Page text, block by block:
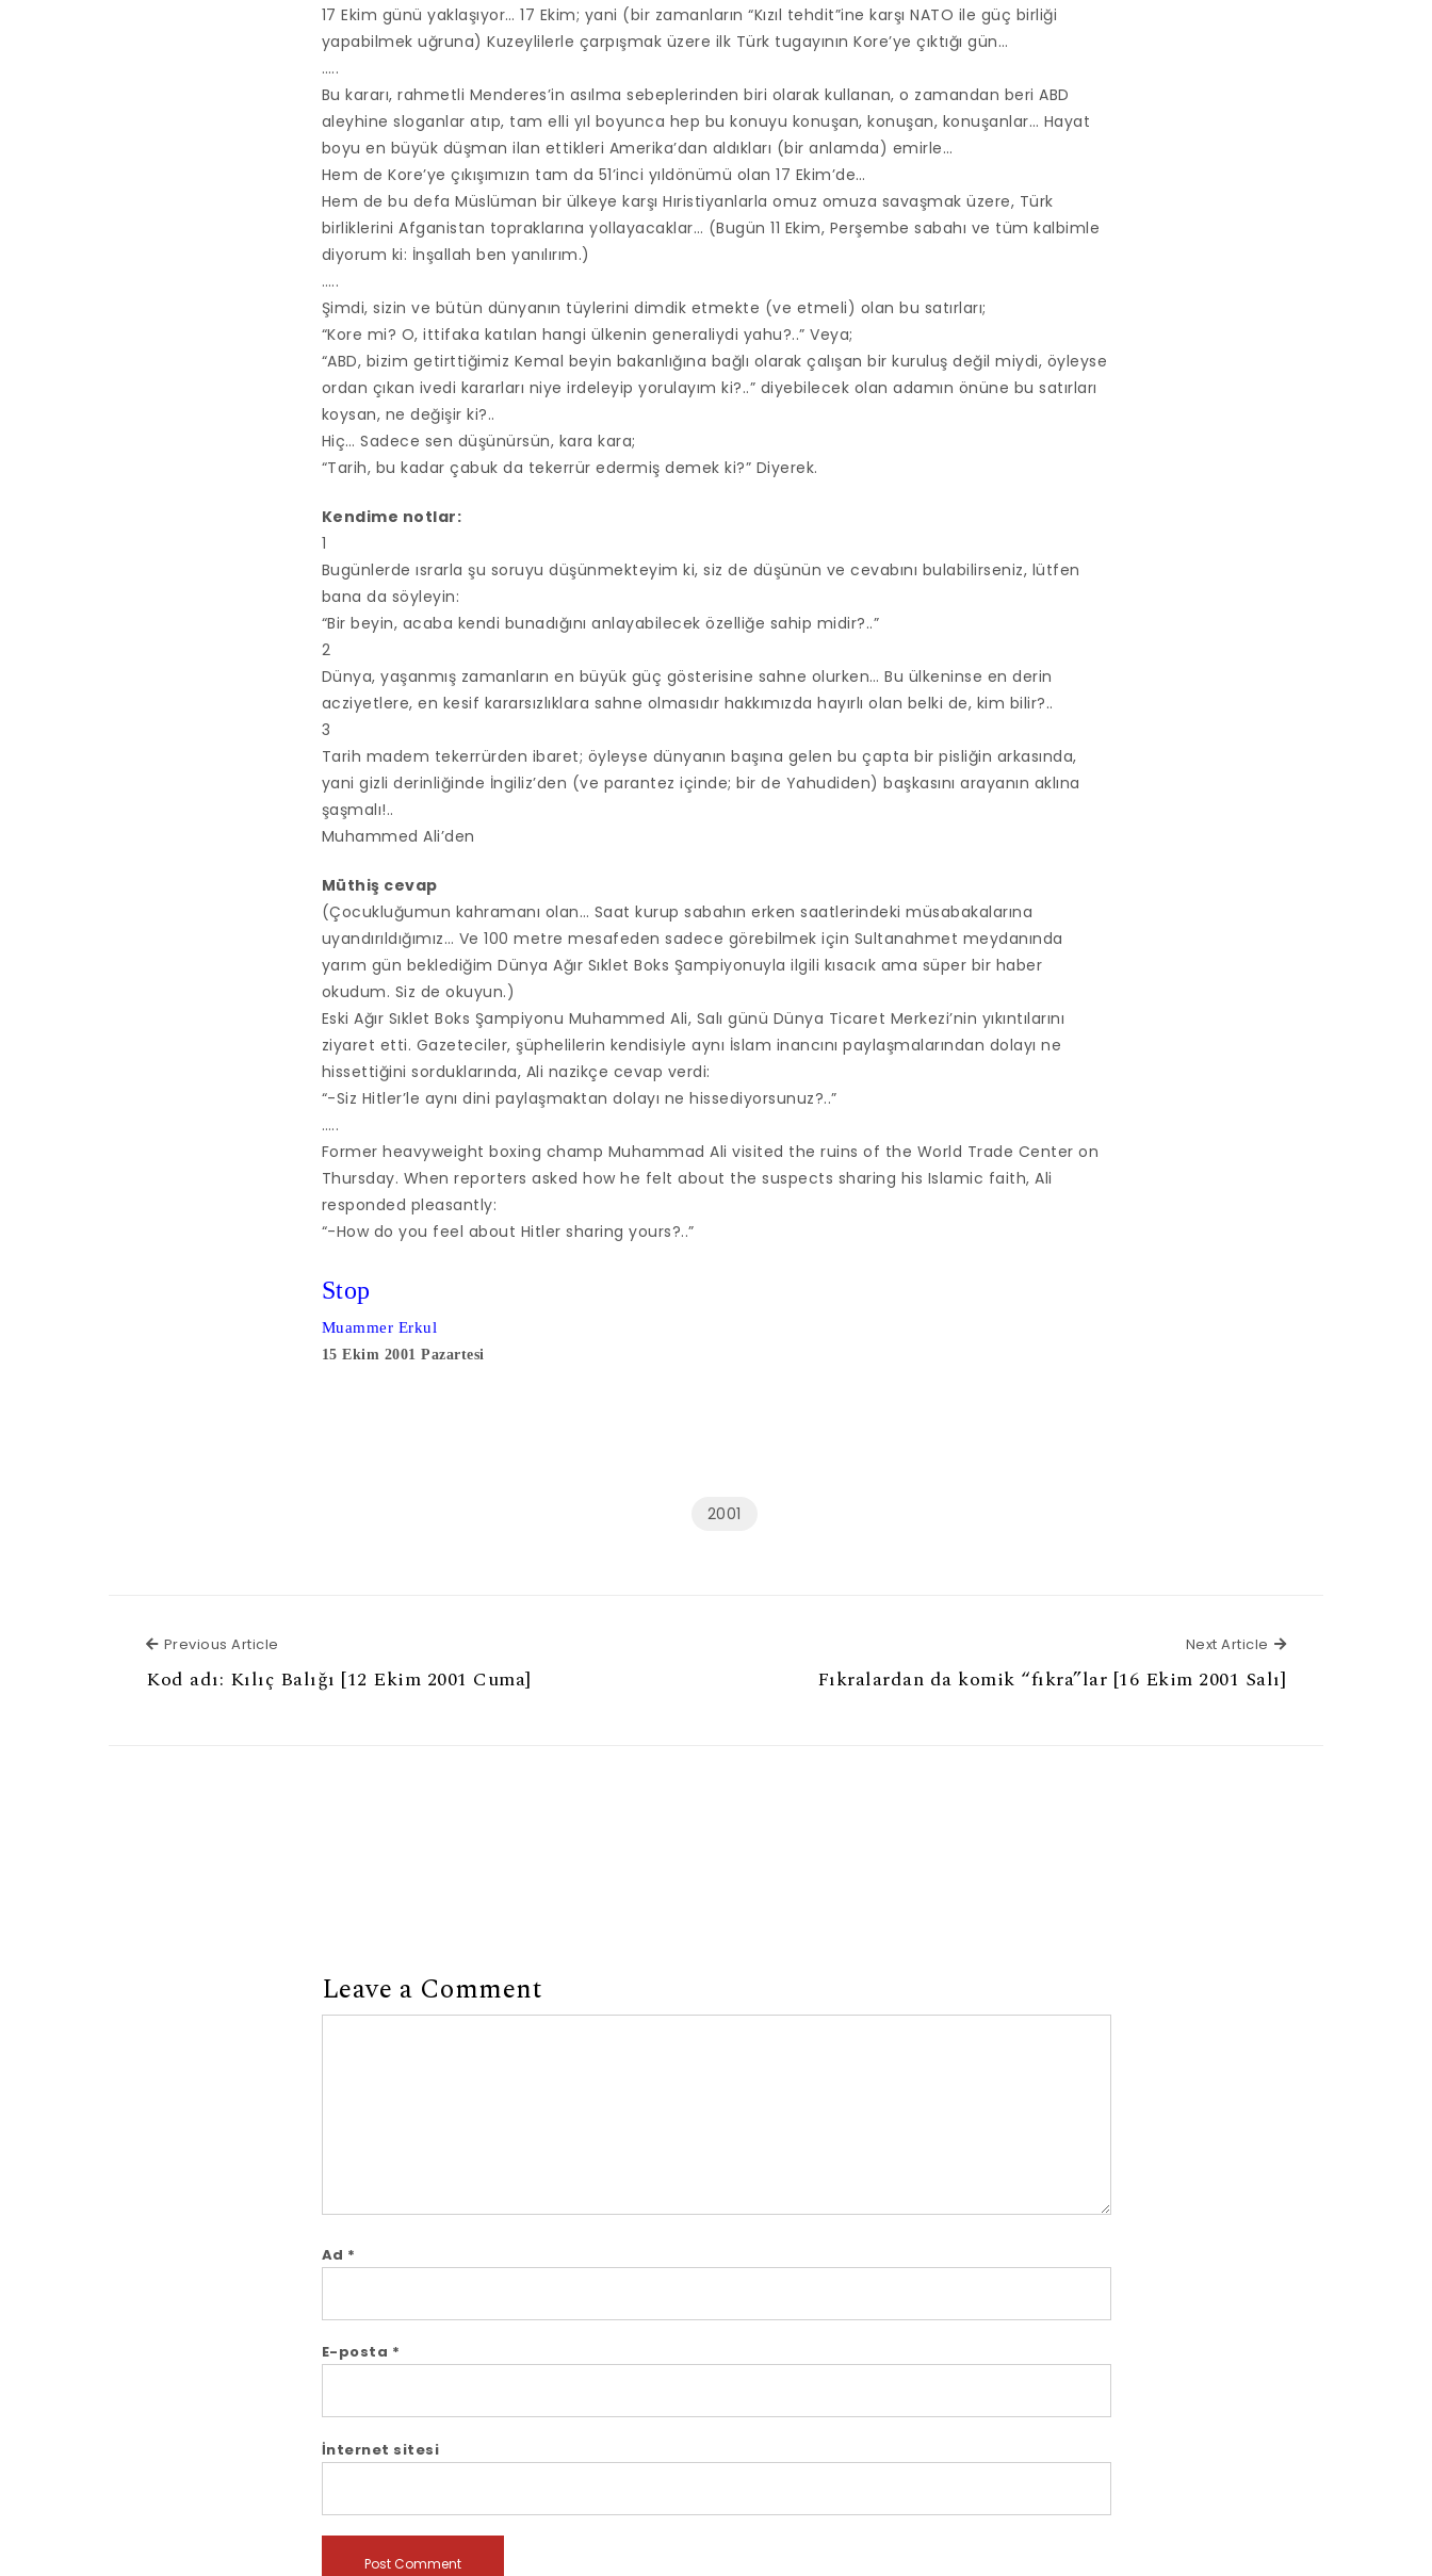
17 Ekim günü yaklaşıyor… 17 Ekim; yani (bir zamanların “Kızıl tehdit”ine karşı NATO ile güç birliği
yapabilmek uğruna) Kuzeylilerle çarpışmak üzere ilk Türk tugayının Kore’ye çıktığı gün…
…..
Bu kararı, rahmetli Menderes’in asılma sebeplerinden biri olarak kullanan, o zamandan beri ABD
aleyhine sloganlar atıp, tam elli yıl boyunca hep bu konuyu konuşan, konuşan, konuşanlar… Hayat
boyu en büyük düşman ilan ettikleri Amerika’dan aldıkları (bir anlamda) emirle…
Hem de Kore’ye çıkışımızın tam da 51’inci yıldönümü olan 17 Ekim’de…
Hem de bu defa Müslüman bir ülkeye karşı Hıristiyanlarla omuz omuza savaşmak üzere, Türk
birliklerini Afganistan topraklarına yollayacaklar… (Bugün 11 Ekim, Perşembe sabahı ve tüm kalbimle
diyorum ki: İnşallah ben yanılırım.)
…..
Şimdi, sizin ve bütün dünyanın tüylerini dimdik etmekte (ve etmeli) olan bu satırları;
“Kore mi? O, ittifaka katılan hangi ülkenin generaliydi yahu?..” Veya;
“ABD, bizim getirttiğimiz Kemal beyin bakanlığına bağlı olarak çalışan bir kuruluş değil miydi, öyleyse
ordan çıkan ivedi kararları niye irdeleyip yorulayım ki?..” diyebilecek olan adamın önüne bu satırları
koysan, ne değişir ki?..
Hiç… Sadece sen düşünürsün, kara kara;
“Tarih, bu kadar çabuk da tekerrür edermiş demek ki?” Diyerek.
Kendime notlar:
1
Bugünlerde ısrarla şu soruyu düşünmekteyim ki, siz de düşünün ve cevabını bulabilirseniz, lütfen
bana da söyleyin:
“Bir beyin, acaba kendi bunadığını anlayabilecek özelliğe sahip midir?..”
2
Dünya, yaşanmış zamanların en büyük güç gösterisine sahne olurken… Bu ülkeninse en derin
acziyetlere, en kesif kararsızlıklara sahne olmasıdır hakkımızda hayırlı olan belki de, kim bilir?..
3
Tarih madem tekerrürden ibaret; öyleyse dünyanın başına gelen bu çapta bir pisliğin arkasında,
yani gizli derinliğinde İngiliz’den (ve parantez içinde; bir de Yahudiden) başkasını arayanın aklına
şaşmalı!..
Muhammed Ali’den
Müthiş cevap
(Çocukluğumun kahramanı olan… Saat kurup sabahın erken saatlerindeki müsabakalarına
uyandırıldığımız… Ve 100 metre mesafeden sadece görebilmek için Sultanahmet meydanında
yarım gün beklediğim Dünya Ağır Sıklet Boks Şampiyonuyla ilgili kısacık ama süper bir haber
okudum. Siz de okuyun.)
Eski Ağır Sıklet Boks Şampiyonu Muhammed Ali, Salı günü Dünya Ticaret Merkezi’nin yıkıntılarını
ziyaret etti. Gazeteciler, şüphelilerin kendisiyle aynı İslam inancını paylaşmalarından dolayı ne
hissettiğini sorduklarında, Ali nazikçe cevap verdi:
“-Siz Hitler’le aynı dini paylaşmaktan dolayı ne hissediyorsunuz?..”
…..
Former heavyweight boxing champ Muhammad Ali visited the ruins of the World Trade Center on
Thursday. When reporters asked how he felt about the suspects sharing his Islamic faith, Ali
responded pleasantly:
“-How do you feel about Hitler sharing yours?..”
Stop
Muammer Erkul
15 Ekim 2001 Pazartesi
2001
Previous Article
Kod adı: Kılıç Balığı [12 Ekim 2001 Cuma]
Next Article Next Article
Fıkralardan da komik “fıkra”lar [16 Ekim 2001 Salı]
Leave a Comment
Ad *
E-posta *
İnternet sitesi